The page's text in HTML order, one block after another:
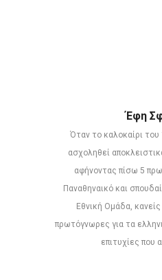
Έφη
Όταν το καλοκαίρι του
ασχοληθεί
αφήνοντας πίσω 5
Παναθηναικό και
Εθνική Ομάδα, κανείς
πρωτόγνωρες για τα
επιτυχίες που